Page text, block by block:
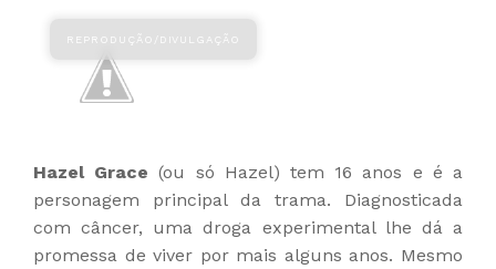
Hazel Grace (ou só Hazel) tem 16 anos e é a
personagem principal da trama. Diagnosticada
com câncer, uma droga experimental lhe dá a
promessa de viver por mais alguns anos. Mesmo